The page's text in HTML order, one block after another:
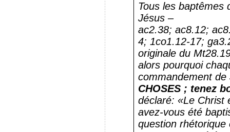
Tous les baptêmes
Jésus –
ac2.38; ac8.12;
4; 1co1.12-17;
originale du
alors pourquoi
commandement de
CHOSES ; tenez
déclaré: «Le Christ
avez-vous été
question rhétorique